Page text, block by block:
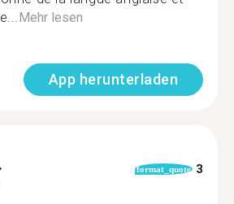
Mehr lesen
App herunterladen
format_quote 3